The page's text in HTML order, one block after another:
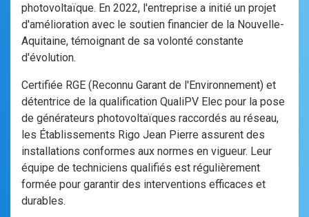
photovoltaïque. En 2022, l'entreprise a initié un projet
d'amélioration avec le soutien financier de la Nouvelle-
Aquitaine, témoignant de sa volonté constante
d'évolution.
Certifiée RGE (Reconnu Garant de l'Environnement) et
détentrice de la qualification QualiPV Elec pour la pose
de générateurs photovoltaïques raccordés au réseau,
les Établissements Rigo Jean Pierre assurent des
installations conformes aux normes en vigueur. Leur
équipe de techniciens qualifiés est régulièrement
formée pour garantir des interventions efficaces et
durables.